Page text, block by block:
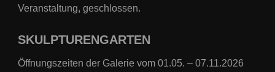
Veranstaltung, geschlossen.
SKULPTURENGARTEN
Öffnungszeiten der Galerie vom 01.05. – 07.11.2026